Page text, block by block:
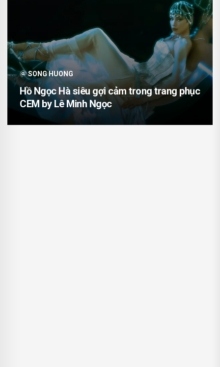
SONG HUONG
Hồ Ngọc Hà siêu gợi cảm trong trang phục
CEM by Lê Minh Ngọc